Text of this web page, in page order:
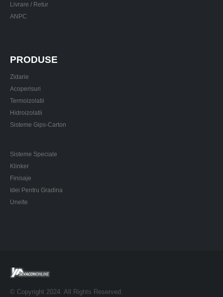
Livrare / Retur
ANPC
PRODUSE
Zidarie
Acoperisuri
Termoizolatii
Hidroizolatii
Sisteme Gips-Carton
Sisteme Speciale
Klinker
Finisaje
Idei Pentru Gradina
Unelte
© Copyright 2024. All Rights Reserved.